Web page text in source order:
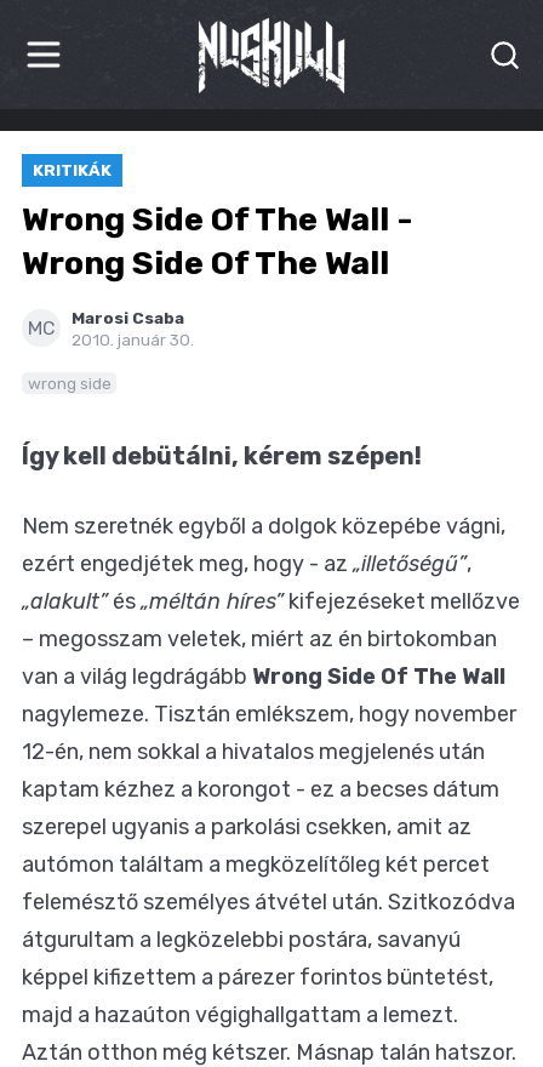
HÍREK
KRITIKÁK
BESZÁMOLÓK
MÁSVILÁG
BLOG
KRITIKÁK
Wrong Side Of The Wall -
Wrong Side Of The Wall
MC
Marosi Csaba
2010. január 30.
wrong side
Így kell debütálni, kérem szépen!
Nem szeretnék egyből a dolgok közepébe vágni,
ezért engedjétek meg, hogy - az „illetőségű”,
„alakult”és„méltán híres”kifejezéseket mellőzve
– megosszam veletek, miért az én birtokomban
van a világ legdrágább Wrong Side Of The Wall
nagylemeze. Tisztán emlékszem, hogy november
12-én, nem sokkal a hivatalos megjelenés után
kaptam kézhez a korongot - ez a becses dátum
szerepel ugyanis a parkolási csekken, amit az
autómon találtam a megközelítőleg két percet
felemésztő személyes átvétel után. Szitkozódva
átgurultam a legközelebbi postára, savanyú
képpel kifizettem a párezer forintos büntetést,
majd a hazaúton végighallgattam a lemezt.
Aztán otthon még kétszer. Másnap talán hatszor.